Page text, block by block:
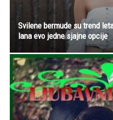
Svilene bermude su trend
lana evo jedne sjajne opcije